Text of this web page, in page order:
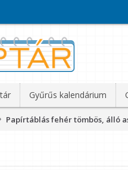
Gyűrűs kalendárium
Papírtáblás fehér tömbös, álló